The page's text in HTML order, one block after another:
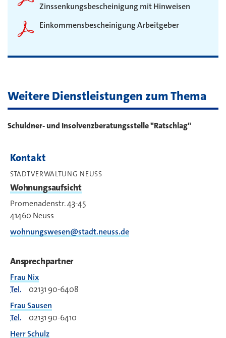
Zinssenkungsbescheinigung mit Hinweisen
Einkommensbescheinigung Arbeitgeber
Weitere Dienstleistungen zum Thema
Schuldner- und Insolvenzberatungsstelle "Ratschlag"
Kontakt
STADTVERWALTUNG NEUSS
Wohnungsaufsicht
Promenadenstr. 43-45
41460 Neuss
wohnungswesen@stadt.neuss.de
Ansprechpartner
Frau Nix
Tel.
02131 90-6408
Frau Sausen
Tel.
02131 90-6410
Herr Schulz